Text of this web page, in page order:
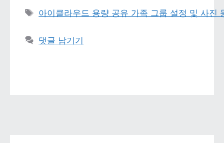
태그
아이클라우드 용량 공유 가족 그룹 설정 및 사진
댓글 남기기